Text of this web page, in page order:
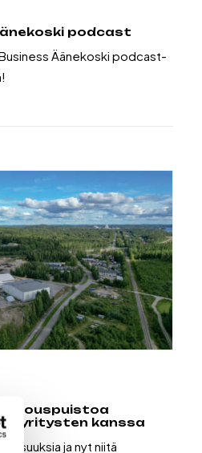
podcast
Äänekoski podcast-
yritysten kanssa
ja nyt niitä